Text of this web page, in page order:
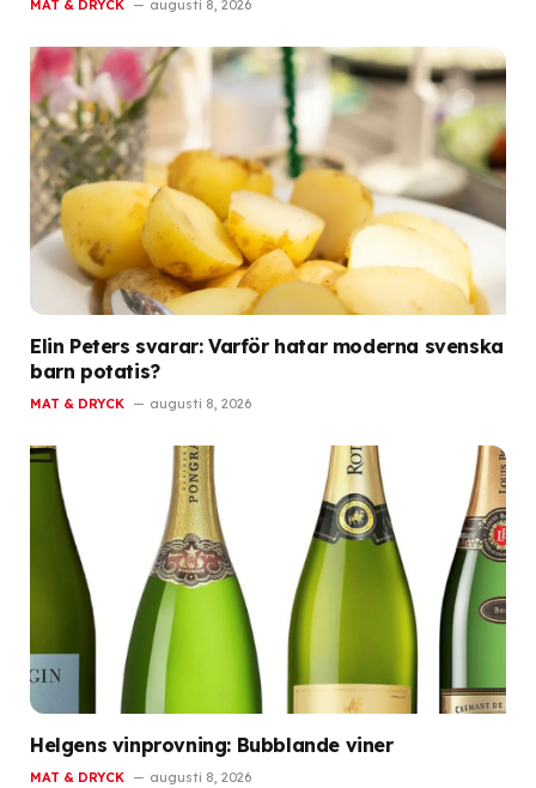
MAT & DRYCK augusti 8, 2026
Elin Peters svarar: Varför hatar moderna svenska
barn potatis?
MAT & DRYCK augusti 8, 2026
Helgens vinprovning: Bubblande viner
MAT & DRYCK augusti 8, 2026